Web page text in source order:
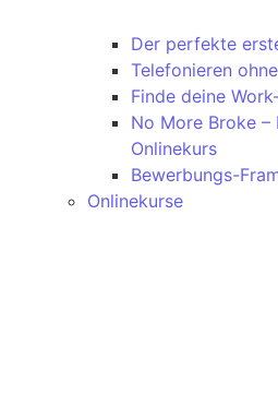
Der perfekte
Telefonieren
Finde deine
No More Broke –
Onlinekurs
Bewerbungs-
Onlinekurse